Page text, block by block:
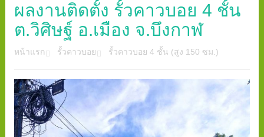
ผลงานติดตั้ง รั้วคาวบอย 4 ชั้น
ต.วิศิษฐ์ อ.เมือง จ.บึงกาฬ
หน้าแรก รั้วคาวบอย รั้วคาวบอย 4 ชั้น (สูง 150 ซม.)